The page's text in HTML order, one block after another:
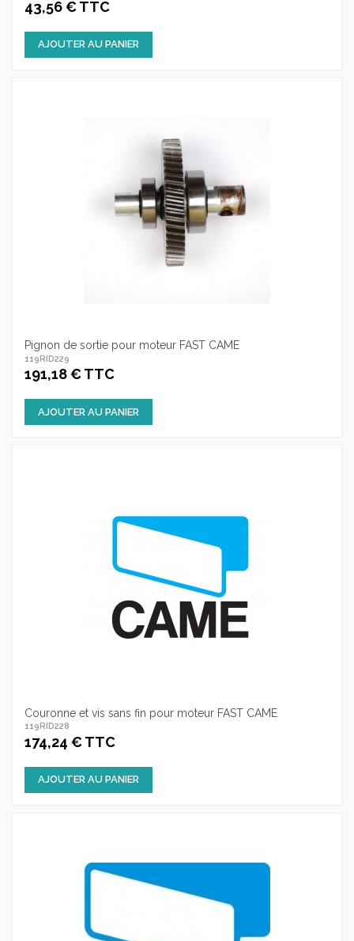
43,56 € TTC
AJOUTER AU PANIER
Pignon de sortie pour moteur FAST CAME
119RID229
191,18 € TTC
AJOUTER AU PANIER
Couronne et vis sans fin pour moteur FAST CAME
119RID228
174,24 € TTC
AJOUTER AU PANIER